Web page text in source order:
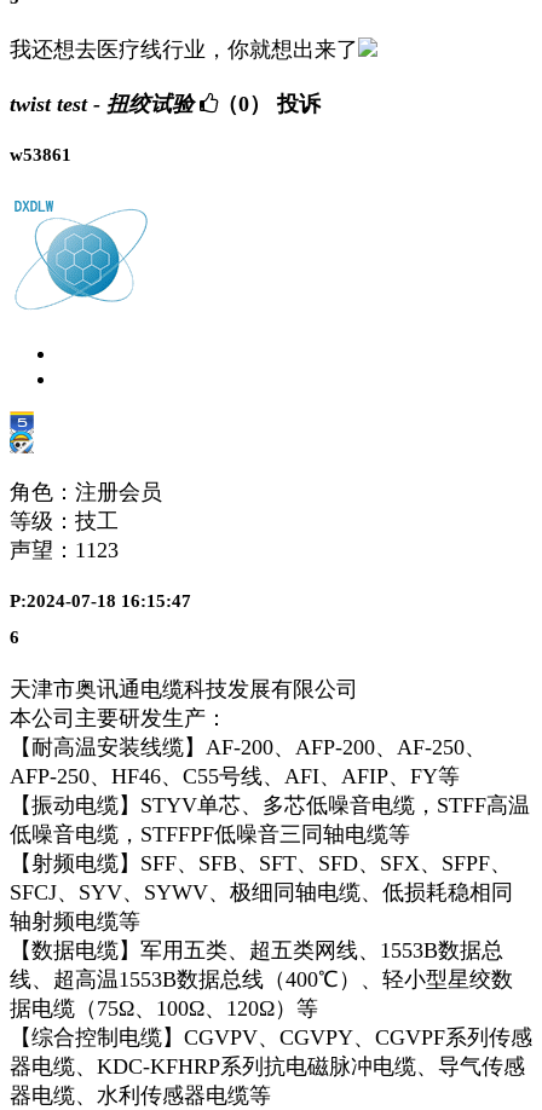
我还想去医疗线行业，你就想出来了
twist test - 扭绞试验 （0） 投诉
w53861
角色：注册会员
等级：技工
声望： 1123
P:2024-07-18 16:15:47
6
天津市奥讯通电缆科技发展有限公司
本公司主要研发生产：
【耐高温安装线缆】AF-200、AFP-200、AF-250、
AFP-250、HF46、C55号线、AFI、AFIP、FY等
【振动电缆】STYV单芯、多芯低噪音电缆，STFF高温
低噪音电缆，STFFPF低噪音三同轴电缆等
【射频电缆】SFF、SFB、SFT、SFD、SFX、SFPF、
SFCJ、SYV、SYWV、极细同轴电缆、低损耗稳相同
轴射频电缆等
【数据电缆】军用五类、超五类网线、1553B数据总
线、超高温1553B数据总线（400℃）、轻小型星绞数
据电缆（75Ω、100Ω、120Ω）等
【综合控制电缆】CGVPV、CGVPY、CGVPF系列传感
器电缆、KDC-KFHRP系列抗电磁脉冲电缆、导气传感
器电缆、水利传感器电缆等